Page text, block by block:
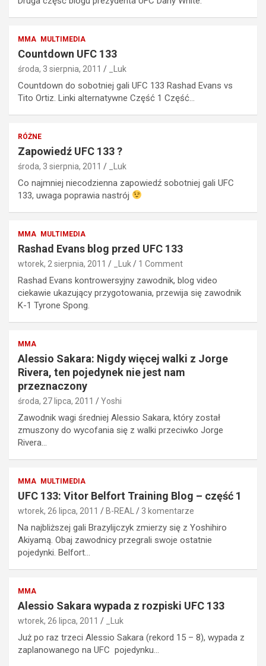
MMA MULTIMEDIA
Countdown UFC 133
środa, 3 sierpnia, 2011 _Luk
Countdown do sobotniej gali UFC 133 Rashad Evans vs
Tito Ortiz. Linki alternatywne Część 1 Część…
RÓŻNE
Zapowiedź UFC 133 ?
środa, 3 sierpnia, 2011 _Luk
Co najmniej niecodzienna zapowiedź sobotniej gali UFC
133, uwaga poprawia nastrój
MMA MULTIMEDIA
Rashad Evans blog przed UFC 133
wtorek, 2 sierpnia, 2011 _Luk 1 Comment
Rashad Evans kontrowersyjny zawodnik, blog video
ciekawie ukazujący przygotowania, przewija się zawodnik
K-1 Tyrone Spong.
MMA
Alessio Sakara: Nigdy więcej walki z Jorge
Rivera, ten pojedynek nie jest nam
przeznaczony
środa, 27 lipca, 2011 Yoshi
Zawodnik wagi średniej Alessio Sakara, który został
zmuszony do wycofania się z walki przeciwko Jorge
Rivera…
MMA MULTIMEDIA
UFC 133: Vitor Belfort Training Blog – część 1
wtorek, 26 lipca, 2011 B-REAL 3 komentarze
Na najbliższej gali Brazylijczyk zmierzy się z Yoshihiro
Akiyamą. Obaj zawodnicy przegrali swoje ostatnie
pojedynki. Belfort…
MMA
Alessio Sakara wypada z rozpiski UFC 133
wtorek, 26 lipca, 2011 _Luk
Już po raz trzeci Alessio Sakara (rekord 15 – 8), wypada z
zaplanowanego na UFC pojedynku…